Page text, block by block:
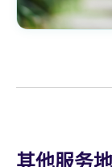
其他服务